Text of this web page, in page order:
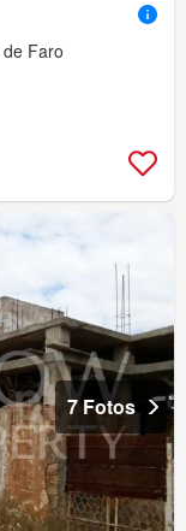
Faro
7 Fotos